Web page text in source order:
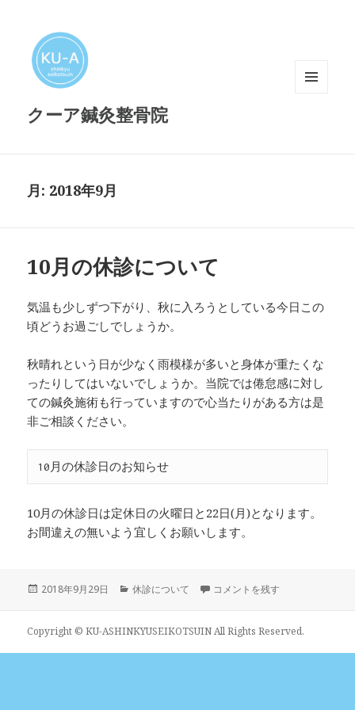
クーア鍼灸整骨院
月: 2018年9月
10月の休診について
気温も少しずつ下がり、秋に入ろうとしている今日この
頃どうお過ごしでしょうか。
秋晴れという日が少なく雨模様が多いと身体が重たくな
ったりしてはいないでしょうか。当院では倦怠感に対し
ての鍼灸施術も行っていますので心当たりがある方は是
非ご相談ください。
10月の休診日のお知らせ
10月の休診日は定休日の火曜日と22日(月)となります。
お間違えの無いよう宜しくお願いします。
投
2018年9月29日
カ
リ
休診について 10月の休診について に
コメントを残す
Copyright © KU-ASHINKYUSEIKOTSUIN All Rights Reserved.